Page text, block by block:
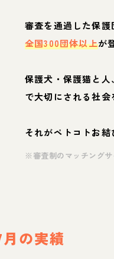
審査を通過した保護
全国300団体以上が
保護犬・保護猫と
で大切にされる社会
それがペトコトお結
※審査制のマッチングサ
の実績